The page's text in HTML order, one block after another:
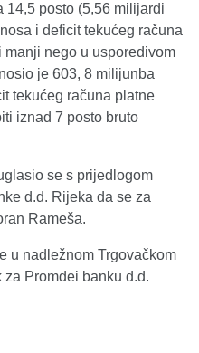
14,5 posto (5,56 milijardi
i deficit tekućeg računa
nego u usporedivom
je 603, 8 milijunba
tekućeg računa platne
iznad 7 posto bruto
se s prijedlogom
d.d. Rijeka da se za
Rameša.
u nadležnom Trgovačkom
Promdei banku d.d.